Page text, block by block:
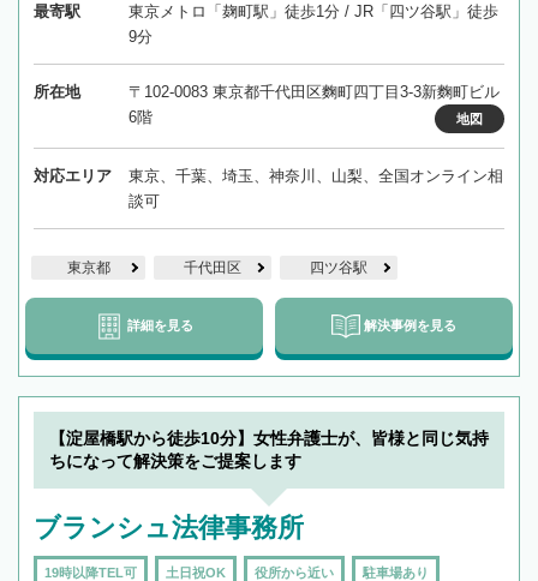
最寄駅
東京メトロ「麹町駅」徒歩1分 / JR「四ツ谷駅」徒歩
9分
所在地
〒102-0083 東京都千代田区麴町四丁目3-3新麴町ビル
6階
地図
対応エリア
東京、千葉、埼玉、神奈川、山梨、全国オンライン相
談可
東京都 千代田区 四ツ谷駅
詳細を見る 解決事例を見る
【淀屋橋駅から徒歩10分】女性弁護士が、皆様と同じ気持
ちになって解決策をご提案します
ブランシュ法律事務所
19時以降TEL可 土日祝OK 役所から近い 駐車場あり